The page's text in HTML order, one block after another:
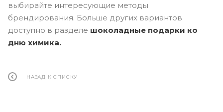
выбирайте интересующие методы
брендирования. Больше других вариантов
доступно в разделе шоколадные подарки ко
дню химика.
НАЗАД К СПИСКУ